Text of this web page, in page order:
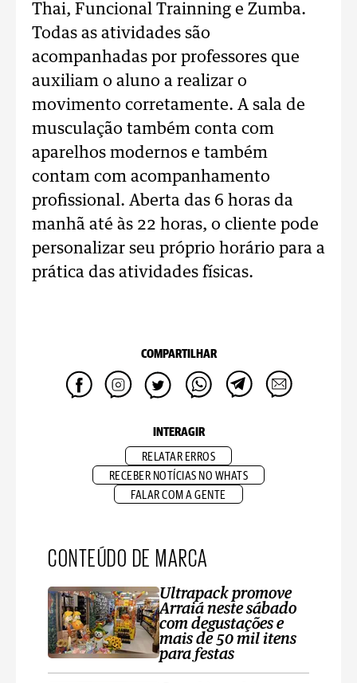
Thai, Funcional Trainning e Zumba.
Todas as atividades são
acompanhadas por professores que
auxiliam o aluno a realizar o
movimento corretamente. A sala de
musculação também conta com
aparelhos modernos e também
contam com acompanhamento
profissional. Aberta das 6 horas da
manhã até às 22 horas, o cliente pode
personalizar seu próprio horário para a
prática das atividades físicas.
COMPARTILHAR
INTERAGIR
RELATAR ERROS
RECEBER NOTÍCIAS NO WHATS
FALAR COM A GENTE
CONTEÚDO DE MARCA
Ultrapack promove
Arraiá neste sábado
com degustações e
mais de 50 mil itens
para festas